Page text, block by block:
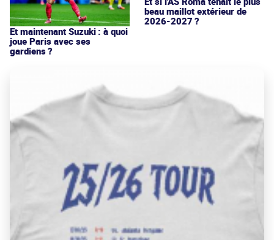
Et maintenant Suzuki : à quoi
joue Paris avec ses
gardiens ?
beau maillot extérieur de
2026-2027 ?